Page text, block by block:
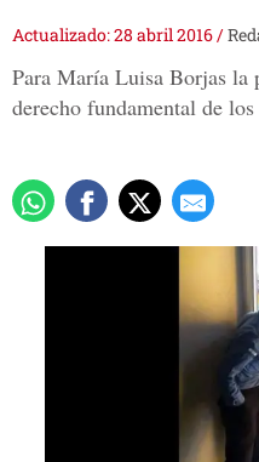
Actualizado: 28 abril 2016/
Para María Luisa Borjas la
derecho fundamental de los